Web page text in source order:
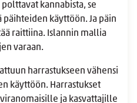
kannabista, se
päihteiden käyttöön. Ja päin
raittiina. Islannin mallia
varaan.
harrastukseen vähensi
käyttöön. Harrastukset
ja kasvattajille